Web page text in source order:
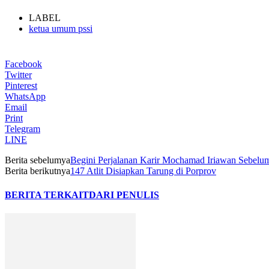
LABEL
ketua umum pssi
Facebook
Twitter
Pinterest
WhatsApp
Email
Print
Telegram
LINE
Berita sebelumyaBegini Perjalanan Karir Mochamad Iriawan
Berita berikutnya147 Atlit Disiapkan Tarung di Porprov
BERITA TERKAITDARI PENULIS